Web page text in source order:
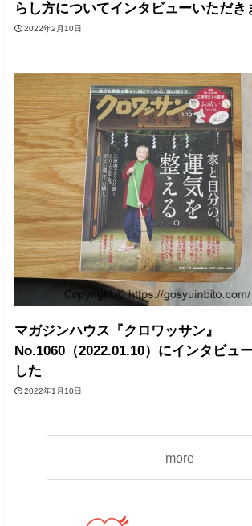
らし方についてインタビューいただき
2022年2月10日
マガジンハウス『クロワッサン』
No.1060（2022.01.10）にインタビュ
した
2022年1月10日
more